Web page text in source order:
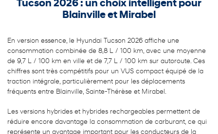
Tucson 2026 : un choix intelligent pour
Blainville et Mirabel
En version essence, le Hyundai Tucson 2026 affiche une
consommation combinée de 8,8 L / 100 km, avec une moyenne
de 9,7 L / 100 km en ville et de 7,7 L / 100 km sur autoroute. Ces
chiffres sont très compétitifs pour un VUS compact équipé de la
traction intégrale, particulièrement pour les déplacements
fréquents entre Blainville, Sainte-Thérèse et Mirabel.
Les versions hybrides et hybrides rechargeables permettent de
réduire encore davantage la consommation de carburant, ce qui
représente un avantage important pour les conducteurs de la